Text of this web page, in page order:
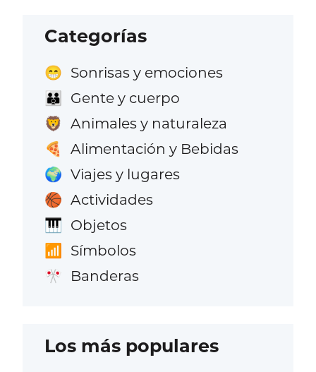
Categorías
😁 Sonrisas y emociones
👪 Gente y cuerpo
🦁 Animales y naturaleza
🍕 Alimentación y Bebidas
🌍 Viajes y lugares
🏀 Actividades
🎹 Objetos
📶 Símbolos
🎌 Banderas
Los más populares